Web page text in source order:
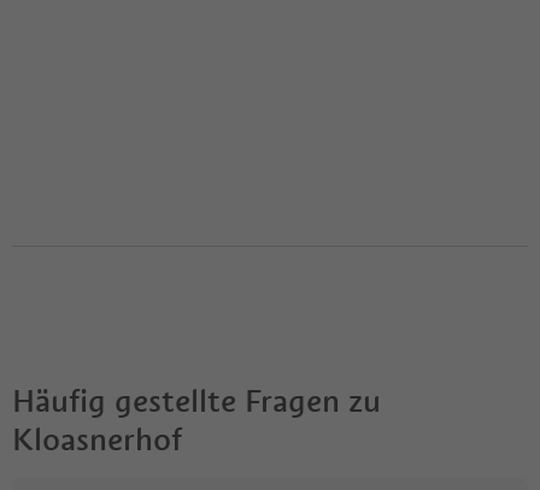
Häufig gestellte Fragen zu
Kloasnerhof